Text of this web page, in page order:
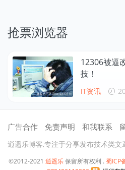
抢票浏览器
12306被逼
技！
IT资讯
广告合作 免责声明 和我联系
逍遥乐博客,专注于分享发布技术类文
©2012-2021 逍遥乐保留所有权利 . 蜀ICP